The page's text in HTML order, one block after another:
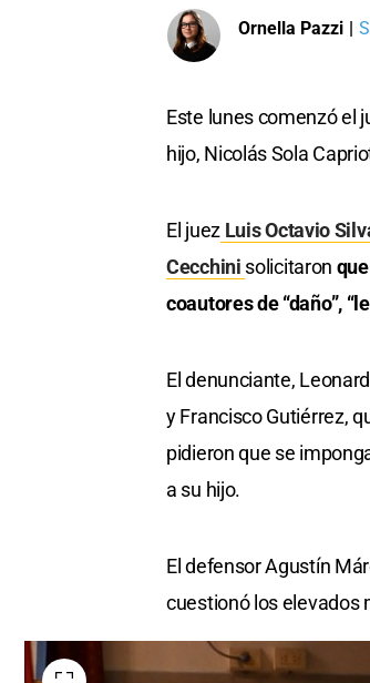
Ornella Pazzi
Este lunes comenzó el
hijo, Nicolás Sola
El juezLuis Octavio
Cecchini solicitaron
coautores de “daño”,
El denunciante,
y Francisco Gutiérrez,
pidieron que se
a su hijo.
El defensor Agustín
cuestionó los elevados